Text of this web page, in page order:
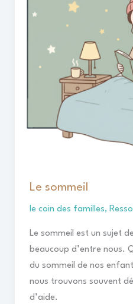
Le sommeil
le coin des familles,
Le sommeil est un sujet
beaucoup d’entre nous.
du sommeil de nos
nous trouvons souvent
d’aide.